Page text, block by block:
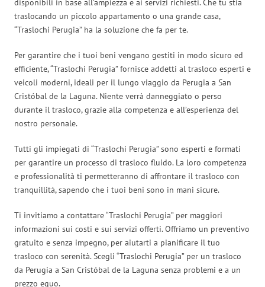
disponibili in base all’ampiezza e ai servizi richiesti. Che tu stia
traslocando un piccolo appartamento o una grande casa,
“Traslochi Perugia” ha la soluzione che fa per te.
Per garantire che i tuoi beni vengano gestiti in modo sicuro ed
efficiente, “Traslochi Perugia” fornisce addetti al trasloco esperti e
veicoli moderni, ideali per il lungo viaggio da Perugia a San
Cristóbal de la Laguna. Niente verrà danneggiato o perso
durante il trasloco, grazie alla competenza e all’esperienza del
nostro personale.
Tutti gli impiegati di “Traslochi Perugia” sono esperti e formati
per garantire un processo di trasloco fluido. La loro competenza
e professionalità ti permetteranno di affrontare il trasloco con
tranquillità, sapendo che i tuoi beni sono in mani sicure.
Ti invitiamo a contattare “Traslochi Perugia” per maggiori
informazioni sui costi e sui servizi offerti. Offriamo un preventivo
gratuito e senza impegno, per aiutarti a pianificare il tuo
trasloco con serenità. Scegli “Traslochi Perugia” per un trasloco
da Perugia a San Cristóbal de la Laguna senza problemi e a un
prezzo equo.